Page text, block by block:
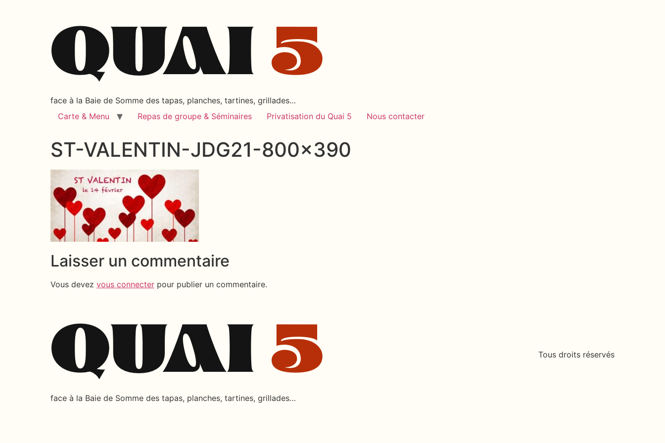
face à la Baie de Somme des tapas, planches, tartines, grillades…
Carte & Menu
Repas de groupe & Séminaires Privatisation du Quai 5 Nous contacter
ST-VALENTIN-JDG21-800×390
Laisser un commentaire
Vous devez vous connecter pour publier un commentaire.
face à la Baie de Somme des tapas, planches, tartines, grillades…
Tous droits réservés